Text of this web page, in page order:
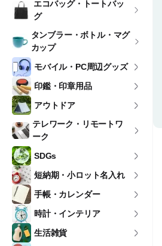
エコバッグ・トートバッ
グ
タンブラー・ボトル・マグ
カップ
モバイル・PC周辺グッズ
印鑑・印章用品
アウトドア
テレワーク・リモートワ
ーク
SDGs
短納期・小ロット名入れ
手帳・カレンダー
時計・インテリア
生活雑貨